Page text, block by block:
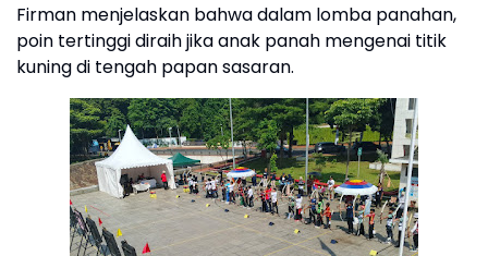
Firman menjelaskan bahwa dalam lomba panahan,
poin tertinggi diraih jika anak panah mengenai titik
kuning di tengah papan sasaran.